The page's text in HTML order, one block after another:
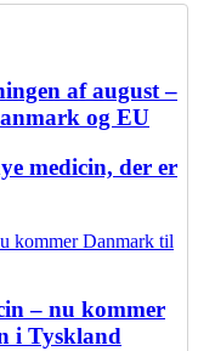
af august –
og EU
medicin, der er
– nu kommer
i Tyskland